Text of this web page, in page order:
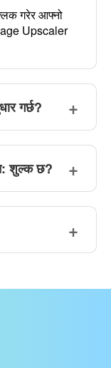
गरेर आफ्नो
Upscaler
गर्छ?
शुल्क छ?